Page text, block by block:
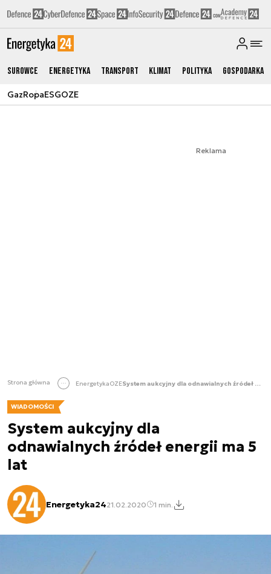
Surowce Energetyka Transport Klimat Polityka Gospodarka
GazRopaESGOZE
Reklama
Strona główna EnergetykaOZE System aukcyjny dla odnawialnych źródeł energii ma 5 lat
WIADOMOŚCI
System aukcyjny dla
odnawialnych źródeł energii ma 5
lat
Energetyka2421.02.2020 1 min.